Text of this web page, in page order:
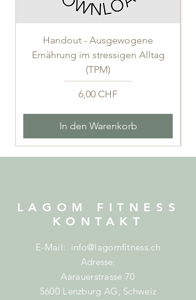
Handout - Ausgewogene
Ernährung im stressigen Alltag
(TPM)
Preis
6,00 CHF
In den Warenkorb
LAGOM FITNESS
KONTAKT
E-Mail: info@lagomfitness.ch
Adresse:
Aarauerstrasse 70
5600 Lenzburg AG, Schweiz